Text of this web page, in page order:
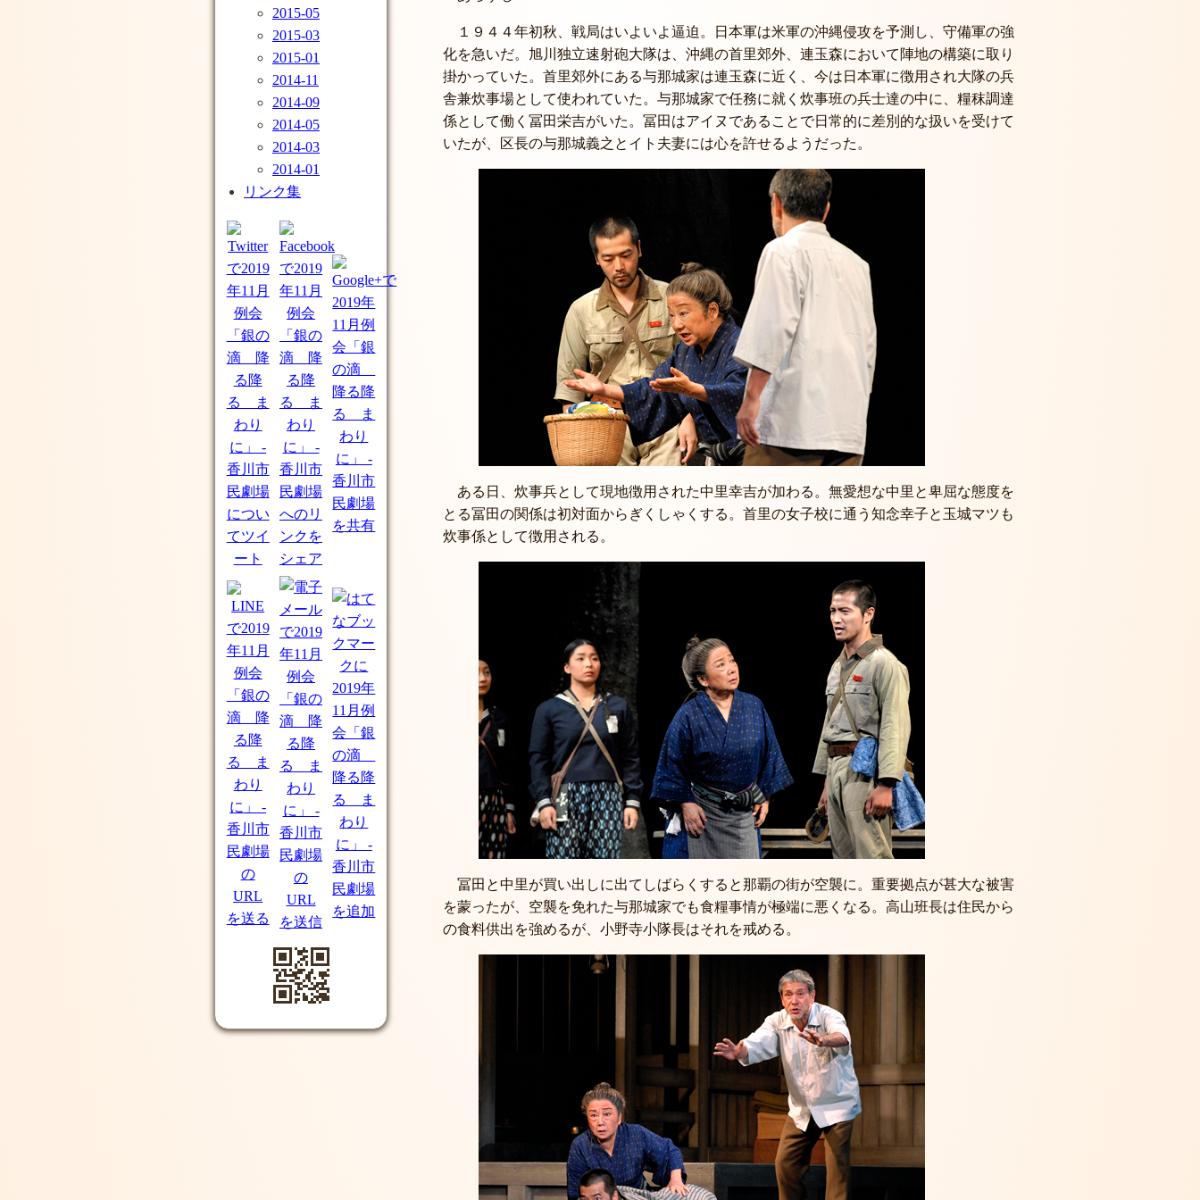
１９４４年初秋、戦局はいよいよ逼迫。日本軍は米軍の沖縄侵攻を予測し、守備軍の強
化を急いだ。旭川独立速射砲大隊は、沖縄の首里郊外、連玉森において陣地の構築に取り
掛かっていた。首里郊外にある与那城家は連玉森に近く、今は日本軍に徴用され大隊の兵
舎兼炊事場として使われていた。与那城家で任務に就く炊事班の兵士達の中に、糧秣調達
係として働く冨田栄吉がいた。冨田はアイヌであることで日常的に差別的な扱いを受けて
いたが、区長の与那城義之とイト夫妻には心を許せるようだった。
ある日、炊事兵として現地徴用された中里幸吉が加わる。無愛想な中里と卑屈な態度を
とる冨田の関係は初対面からぎくしゃくする。首里の女子校に通う知念幸子と玉城マツも
炊事係として徴用される。
冨田と中里が買い出しに出てしばらくすると那覇の街が空襲に。重要拠点が甚大な被害
を蒙ったが、空襲を免れた与那城家でも食糧事情が極端に悪くなる。高山班長は住民から
の食料供出を強めるが、小野寺小隊長はそれを戒める。
2015-05
2015-03
2015-01
2014-11
2014-09
2014-05
2014-03
2014-01
リンク集